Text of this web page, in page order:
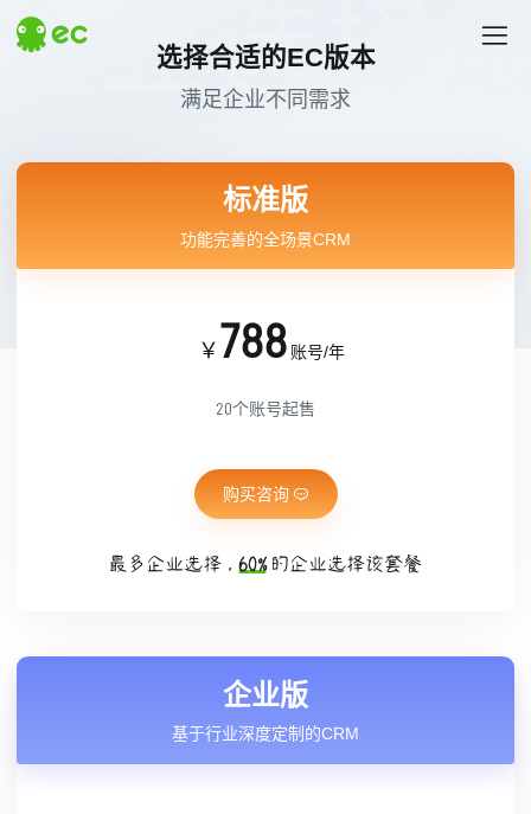
400-163-1163
(每天：8:00 — 22:00 全年无休)
探索EC
热门搜索 # 汇营销 # 易企查
选择合适的EC版本
满足企业不同需求
标准版
功能完善的全场景CRM
￥ 788账号/年
20个账号起售
购买咨询
企业版
基于行业深度定制的CRM